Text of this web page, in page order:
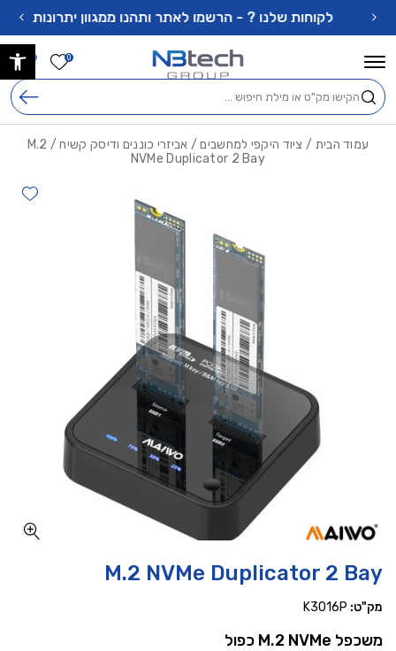
Skip to Contentלקוחות שלנו ? - הרשמו לאתר ותהנו ממגוון יתרונות !
0 הרשימה
חיפוש
עמוד הבית / ציוד היקפי למחשבים/ אביזרי כוננים ודיסק קשיח
/ M.2
NVMe Duplicator 2 Bay
M.2 NVMe Duplicator 2 Bay
מק"ט: K3016P
משכפל M.2 NVMe כפול
בחזרה למעלה